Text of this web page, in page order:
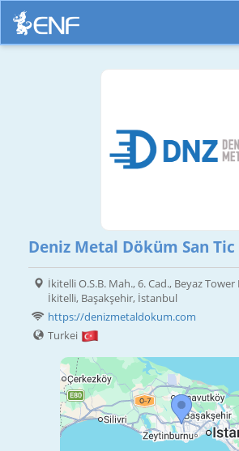
Deniz Metal Döküm San
İkitelli O.S.B. Mah., 6. Cad., Beyaz
İkitelli, Başakşehir, İstanbul
https://denizmetaldokum.com
Turkei